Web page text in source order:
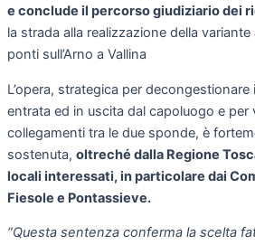
e conclude il percorso giudiziario dei
la strada alla realizzazione della variante
ponti sull’Arno a Vallina
L’opera, strategica per
entrata ed in uscita dal capoluogo e per
collegamenti tra le due sponde, è
sostenuta, oltreché dalla Regione
locali interessati, in particolare dai
Fiesole e Pontassieve.
“Questa sentenza conferma la scelta